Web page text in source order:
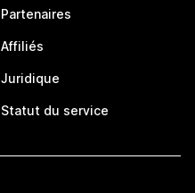
Partenaires
Affiliés
Juridique
Statut du service